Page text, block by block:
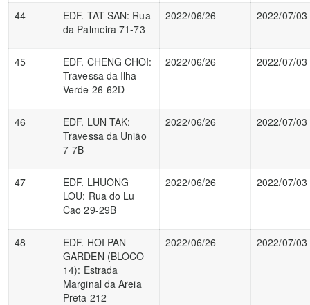
44
EDF. TAT SAN: Rua
da Palmeira 71-73
2022/06/26 2022/07/03
45
EDF. CHENG CHOI:
Travessa da Ilha
Verde 26-62D
2022/06/26 2022/07/03
46
EDF. LUN TAK:
Travessa da União
7-7B
2022/06/26 2022/07/03
47
EDF. LHUONG
LOU: Rua do Lu
Cao 29-29B
2022/06/26 2022/07/03
48
EDF. HOI PAN
GARDEN (BLOCO
14): Estrada
Marginal da Areia
Preta 212
2022/06/26 2022/07/03